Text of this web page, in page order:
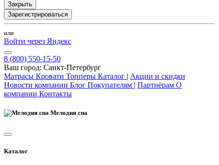
Закрыть
Зарегистрироваться
или
Войти через Яндекс
8 (800) 550-15-50
Ваш город: Санкт-Петербург
Матрасы Кровати Топперы Каталог | Акции и скидки
Новости компании Блог Покупателям | Партнёрам О
компании Контакты
Мелодия сна
Каталог